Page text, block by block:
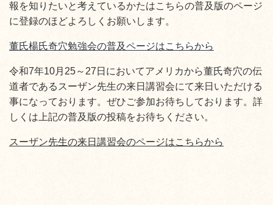
報を知りたいと考えているかたはこちらの普及版のページ
に登録のほどよろしくお願いします。
董氏楊氏奇穴勉強会の普及ページはこちらから
令和7年10月25～27日においてアメリカから董氏奇穴の伝
道者であるスーザン先生の来日講習会にて来日いただける
事になっております。ぜひご参加お待ちしております。詳
しくは上記の普及版の投稿をお待ちください。
スーザン先生の来日講習会のページはこちらから